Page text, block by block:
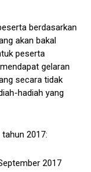
berdasarkan
akan bakal
peserta
gelaran
secara tidak
hadiah yang
2017:
2017